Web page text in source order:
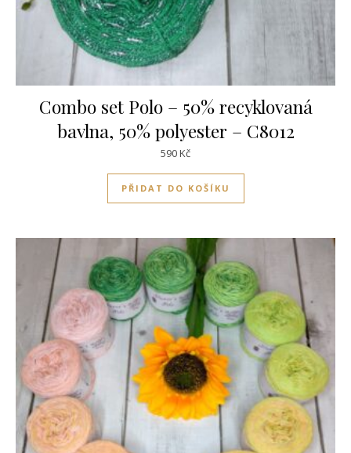
Combo set Polo – 50% recyklovaná
bavlna, 50% polyester – C8012
590Kč
PŘIDAT DO KOŠÍKU